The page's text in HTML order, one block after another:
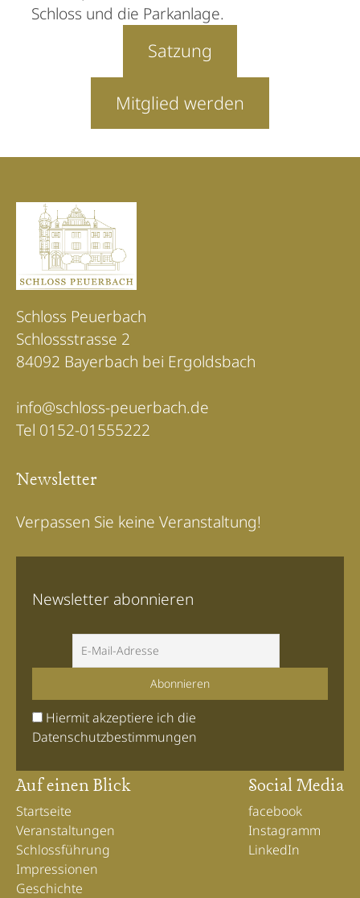
Schloss und die Parkanlage.
Satzung
Mitglied werden
Schloss Peuerbach
Schlossstrasse 2
84092 Bayerbach bei Ergoldsbach
info@schloss-peuerbach.de
Tel 0152-01555222
Newsletter
Verpassen Sie keine Veranstaltung!
Newsletter abonnieren
Hiermit akzeptiere ich die
Datenschutzbestimmungen
Auf einen Blick
Startseite
Veranstaltungen
Schlossführung
Impressionen
Geschichte
Social Media
facebook
Instagramm
LinkedIn